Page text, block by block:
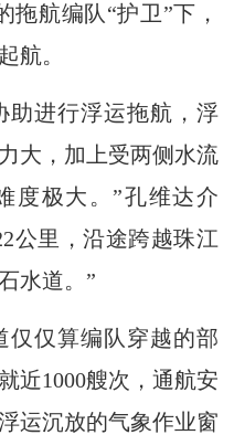
拖航编队“护卫”下，
航。
进行浮运拖航，浮
大，加上受两侧水流
度极大。”孔维达介
公里，沿途跨越珠江
水道。”
仅算编队穿越的部
近1000艘次，通航安
运沉放的气象作业窗